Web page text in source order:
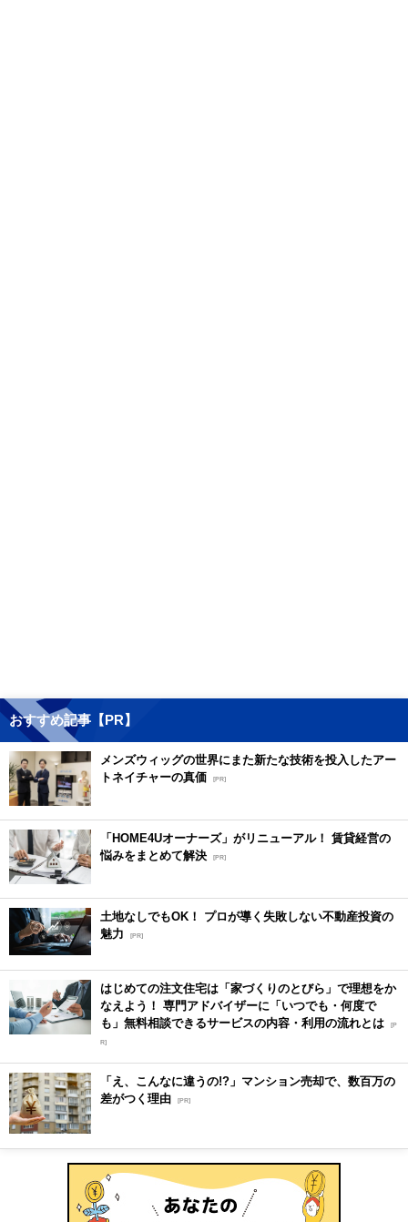
おすすめ記事【PR】
メンズウィッグの世界にまた新たな技術を投入したアー
トネイチャーの真価 [PR]
「HOME4Uオーナーズ」がリニューアル！ 賃貸経営の
悩みをまとめて解決 [PR]
土地なしでもOK！ プロが導く失敗しない不動産投資の
魅力
[PR]
はじめての注文住宅は「家づくりのとびら」で理想をか
なえよう！ 専門アドバイザーに「いつでも・何度で
も」無料相談できるサービスの内容・利用の流れとは [P
R]
「え、こんなに違うの!?」マンション売却で、数百万の
差がつく理由 [PR]